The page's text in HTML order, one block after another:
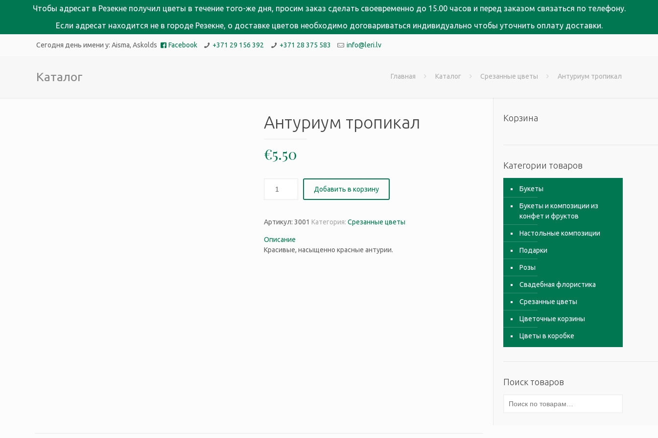
Чтобы адресат в Резекне получил цветы в течение того-же дня, просим заказ сделать своевременно до 15.00 часов и перед заказом связаться по телефону.
Если адресат находится не в городе Резекне, о доставке цветов необходимо договариваться индивидуально чтобы уточнить оплату доставки.
Сегодня день имени у:Aisma, Askolds Facebook +371 29 156 392 +371 28 375 583 info@leri.lv
Каталог Главная Каталог Срезанные цветы Антуриум тропикал
Антуриум тропикал
€5.50
Добавить в корзину
Артикул: 3001 Категория: Срезанные цветы
Описание
Красивые, насыщенно красные антурии.
Корзина
Категории товаров
Букеты
Букеты и композиции из
конфет и фруктов
Настольные композиции
Подарки
Розы
Свадебная флористика
Срезанные цветы
Цветочные корзины
Цветы в коробке
Поиск товаров